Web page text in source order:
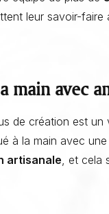
leur savoir-
main avec
de création est un
à la main avec
artisanale , et
et